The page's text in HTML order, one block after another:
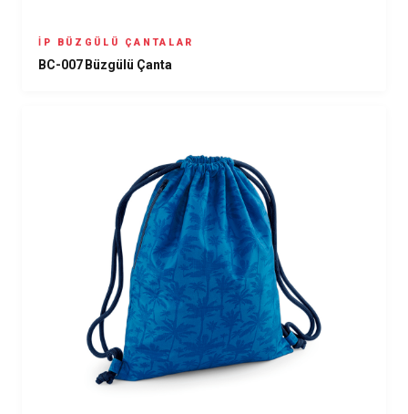
İP BÜZGÜLÜ ÇANTALAR
BC-007 Büzgülü Çanta